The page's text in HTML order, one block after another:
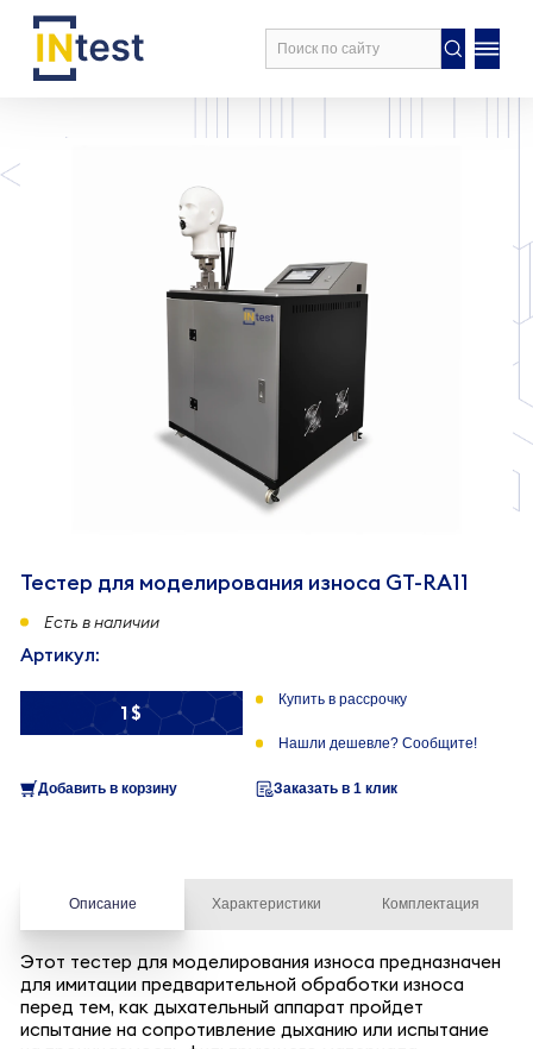
Тестер для моделирования износа GT-RA11
Есть в наличии
Артикул:
1 $
Купить в рассрочку
Нашли дешевле? Сообщите!
Добавить в корзину Заказать в 1 клик
Описание Характеристики Комплектация
Этот тестер для моделирования износа предназначен
для имитации предварительной обработки износа
перед тем, как дыхательный аппарат пройдет
испытание на сопротивление дыханию или испытание